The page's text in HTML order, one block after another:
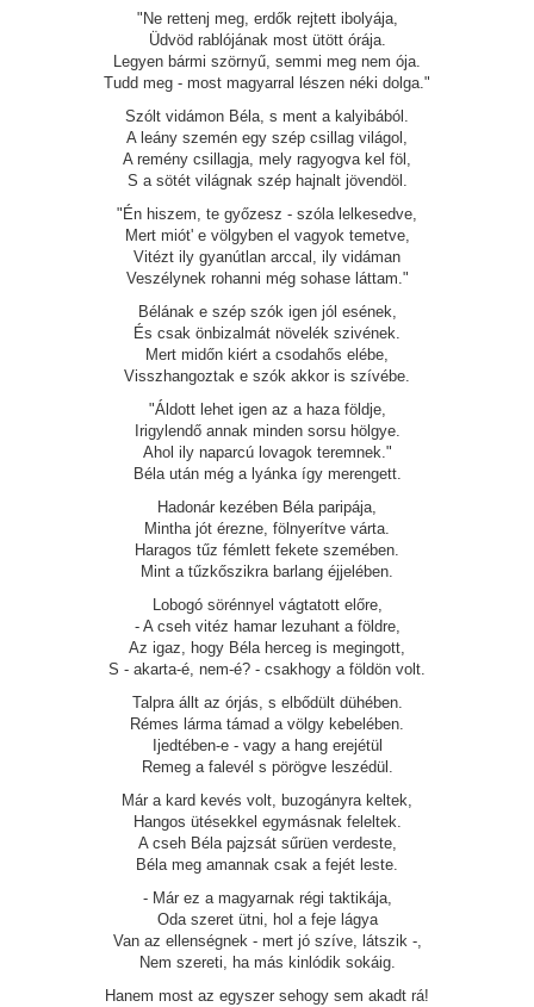
"Ne rettenj meg, erdők rejtett ibolyája,
Üdvöd rablójának most ütött órája.
Legyen bármi szörnyű, semmi meg nem ója.
Tudd meg - most magyarral lészen néki dolga."
Szólt vidámon Béla, s ment a kalyibából.
A leány szemén egy szép csillag világol,
A remény csillagja, mely ragyogva kel föl,
S a sötét világnak szép hajnalt jövendöl.
"Én hiszem, te győzesz - szóla lelkesedve,
Mert miót' e völgyben el vagyok temetve,
Vitézt ily gyanútlan arccal, ily vidáman
Veszélynek rohanni még sohase láttam."
Bélának e szép szók igen jól esének,
És csak önbizalmát növelék szivének.
Mert midőn kiért a csodahős elébe,
Visszhangoztak e szók akkor is szívébe.
"Áldott lehet igen az a haza földje,
Irigylendő annak minden sorsu hölgye.
Ahol ily naparcú lovagok teremnek."
Béla után még a lyánka így merengett.
Hadonár kezében Béla paripája,
Mintha jót érezne, fölnyerítve várta.
Haragos tűz fémlett fekete szemében.
Mint a tűzkőszikra barlang éjjelében.
Lobogó sörénnyel vágtatott előre,
- A cseh vitéz hamar lezuhant a földre,
Az igaz, hogy Béla herceg is megingott,
S - akarta-é, nem-é? - csakhogy a földön volt.
Talpra állt az órjás, s elbődült dühében.
Rémes lárma támad a völgy kebelében.
Ijedtében-e - vagy a hang erejétül
Remeg a falevél s pörögve leszédül.
Már a kard kevés volt, buzogányra keltek,
Hangos ütésekkel egymásnak feleltek.
A cseh Béla pajzsát sűrüen verdeste,
Béla meg amannak csak a fejét leste.
- Már ez a magyarnak régi taktikája,
Oda szeret ütni, hol a feje lágya
Van az ellenségnek - mert jó szíve, látszik -,
Nem szereti, ha más kinlódik sokáig.
Hanem most az egyszer sehogy sem akadt rá!